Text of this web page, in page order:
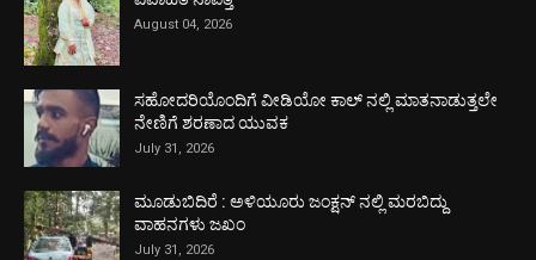
August 04, 2026
ಸಹೋದರಿಯೊಂದಿಗೆ ವೀಡಿಯೋ ಕಾಲ್ ನಲ್ಲಿ ಮಾತನಾಡುತ್ತಲೇ
ನೇಣಿಗೆ ಶರಣಾದ ಯುವಕ
July 31, 2026
ಮೂಡುಬಿದಿರೆ : ಅಳಿಯೂರು ಜಂಕ್ಷನ್ ನಲ್ಲಿ ಮರಬಿದ್ದು
ವಾಹನಗಳು ಜಖಂ
July 31, 2026